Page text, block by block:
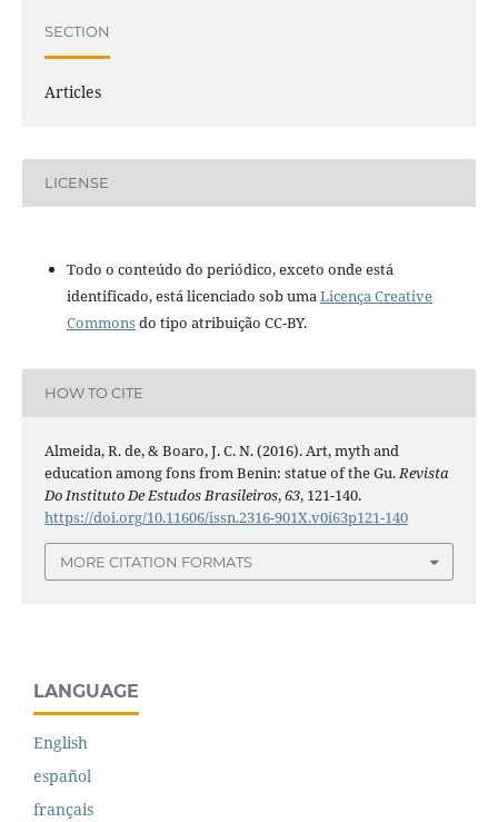
SECTION
Articles
LICENSE
Todo o conteúdo do periódico, exceto onde está
identificado, está licenciado sob umaLicença Creative
Commonsdo tipo atribuição CC-BY.
HOW TO CITE
Almeida, R. de, & Boaro, J. C. N. (2016). Art, myth and
education among fons from Benin: statue of the Gu.Revista
Do Instituto De Estudos Brasileiros,63, 121-140.
https://doi.org/10.11606/issn.2316-901X.v0i63p121-140
MORE CITATION FORMATS
LANGUAGE
English
español
français